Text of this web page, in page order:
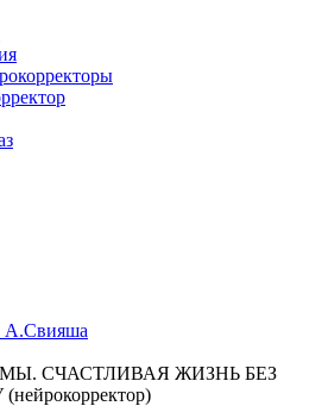
А.Свияша
СЧАСТЛИВАЯ ЖИЗНЬ БЕЗ